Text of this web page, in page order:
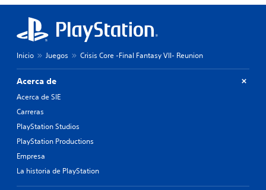
Inicio Juegos Crisis Core -Final Fantasy VII- Reunion
Acerca de
Acerca de SIE
Carreras
PlayStation Studios
PlayStation Productions
Empresa
La historia de PlayStation